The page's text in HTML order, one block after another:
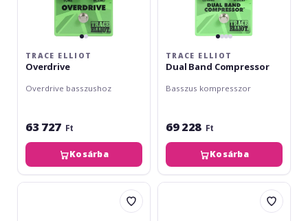
TRACE ELLIOT
Overdrive
Overdrive basszushoz
63 727 Ft
Kosárba
TRACE ELLIOT
Dual Band Compressor
Basszus kompresszor
69 228 Ft
Kosárba
Trace
KHDK